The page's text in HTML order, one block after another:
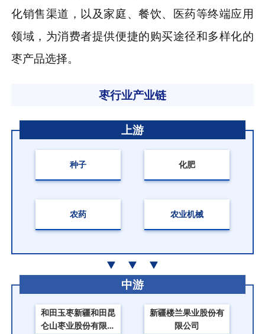
化销售渠道，以及家庭、餐饮、医药等终端应用
领域，为消费者提供便捷的购买途径和多样化的
枣产品选择。
枣行业产业链
种子 化肥
农药 农业机械
上游
和田玉枣新疆和田昆
仑山枣业股份有限公
新疆楼兰果业股份有
限公司
中游